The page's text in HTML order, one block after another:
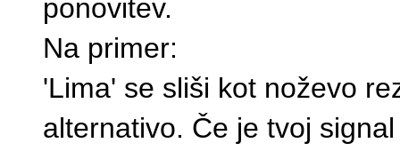
ponovitev.
Na primer:
'Lima' se sliši kot noževo
alternativo. Če je tvoj